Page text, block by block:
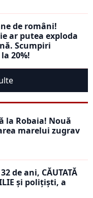
de români!
ar putea exploda
Scumpiri
20%!
la Robaia! Nouă
marelui zugrav
de ani, CĂUTATĂ
și polițiști, a